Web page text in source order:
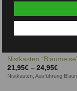
Nistkasten
21,95€– 24,95€
Nistkasten, Ausführung